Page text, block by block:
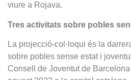
viure a Rojava.
Tres activitats sobre pobles
La projecció-col·loqui és la
sobre pobles sense estat i
Consell de Joventut de